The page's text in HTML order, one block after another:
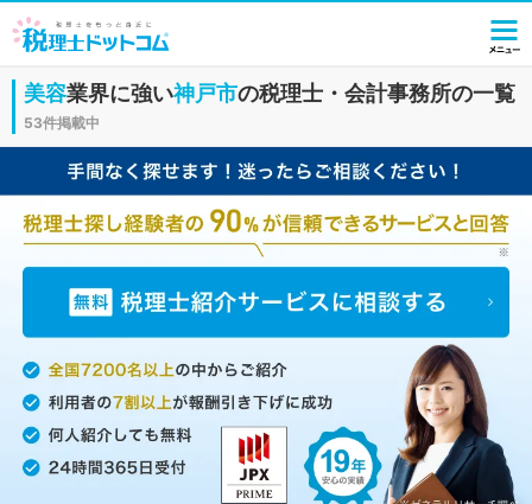
美容業界に強い神戸市の税理士・会計事務所の一覧
53件掲載中